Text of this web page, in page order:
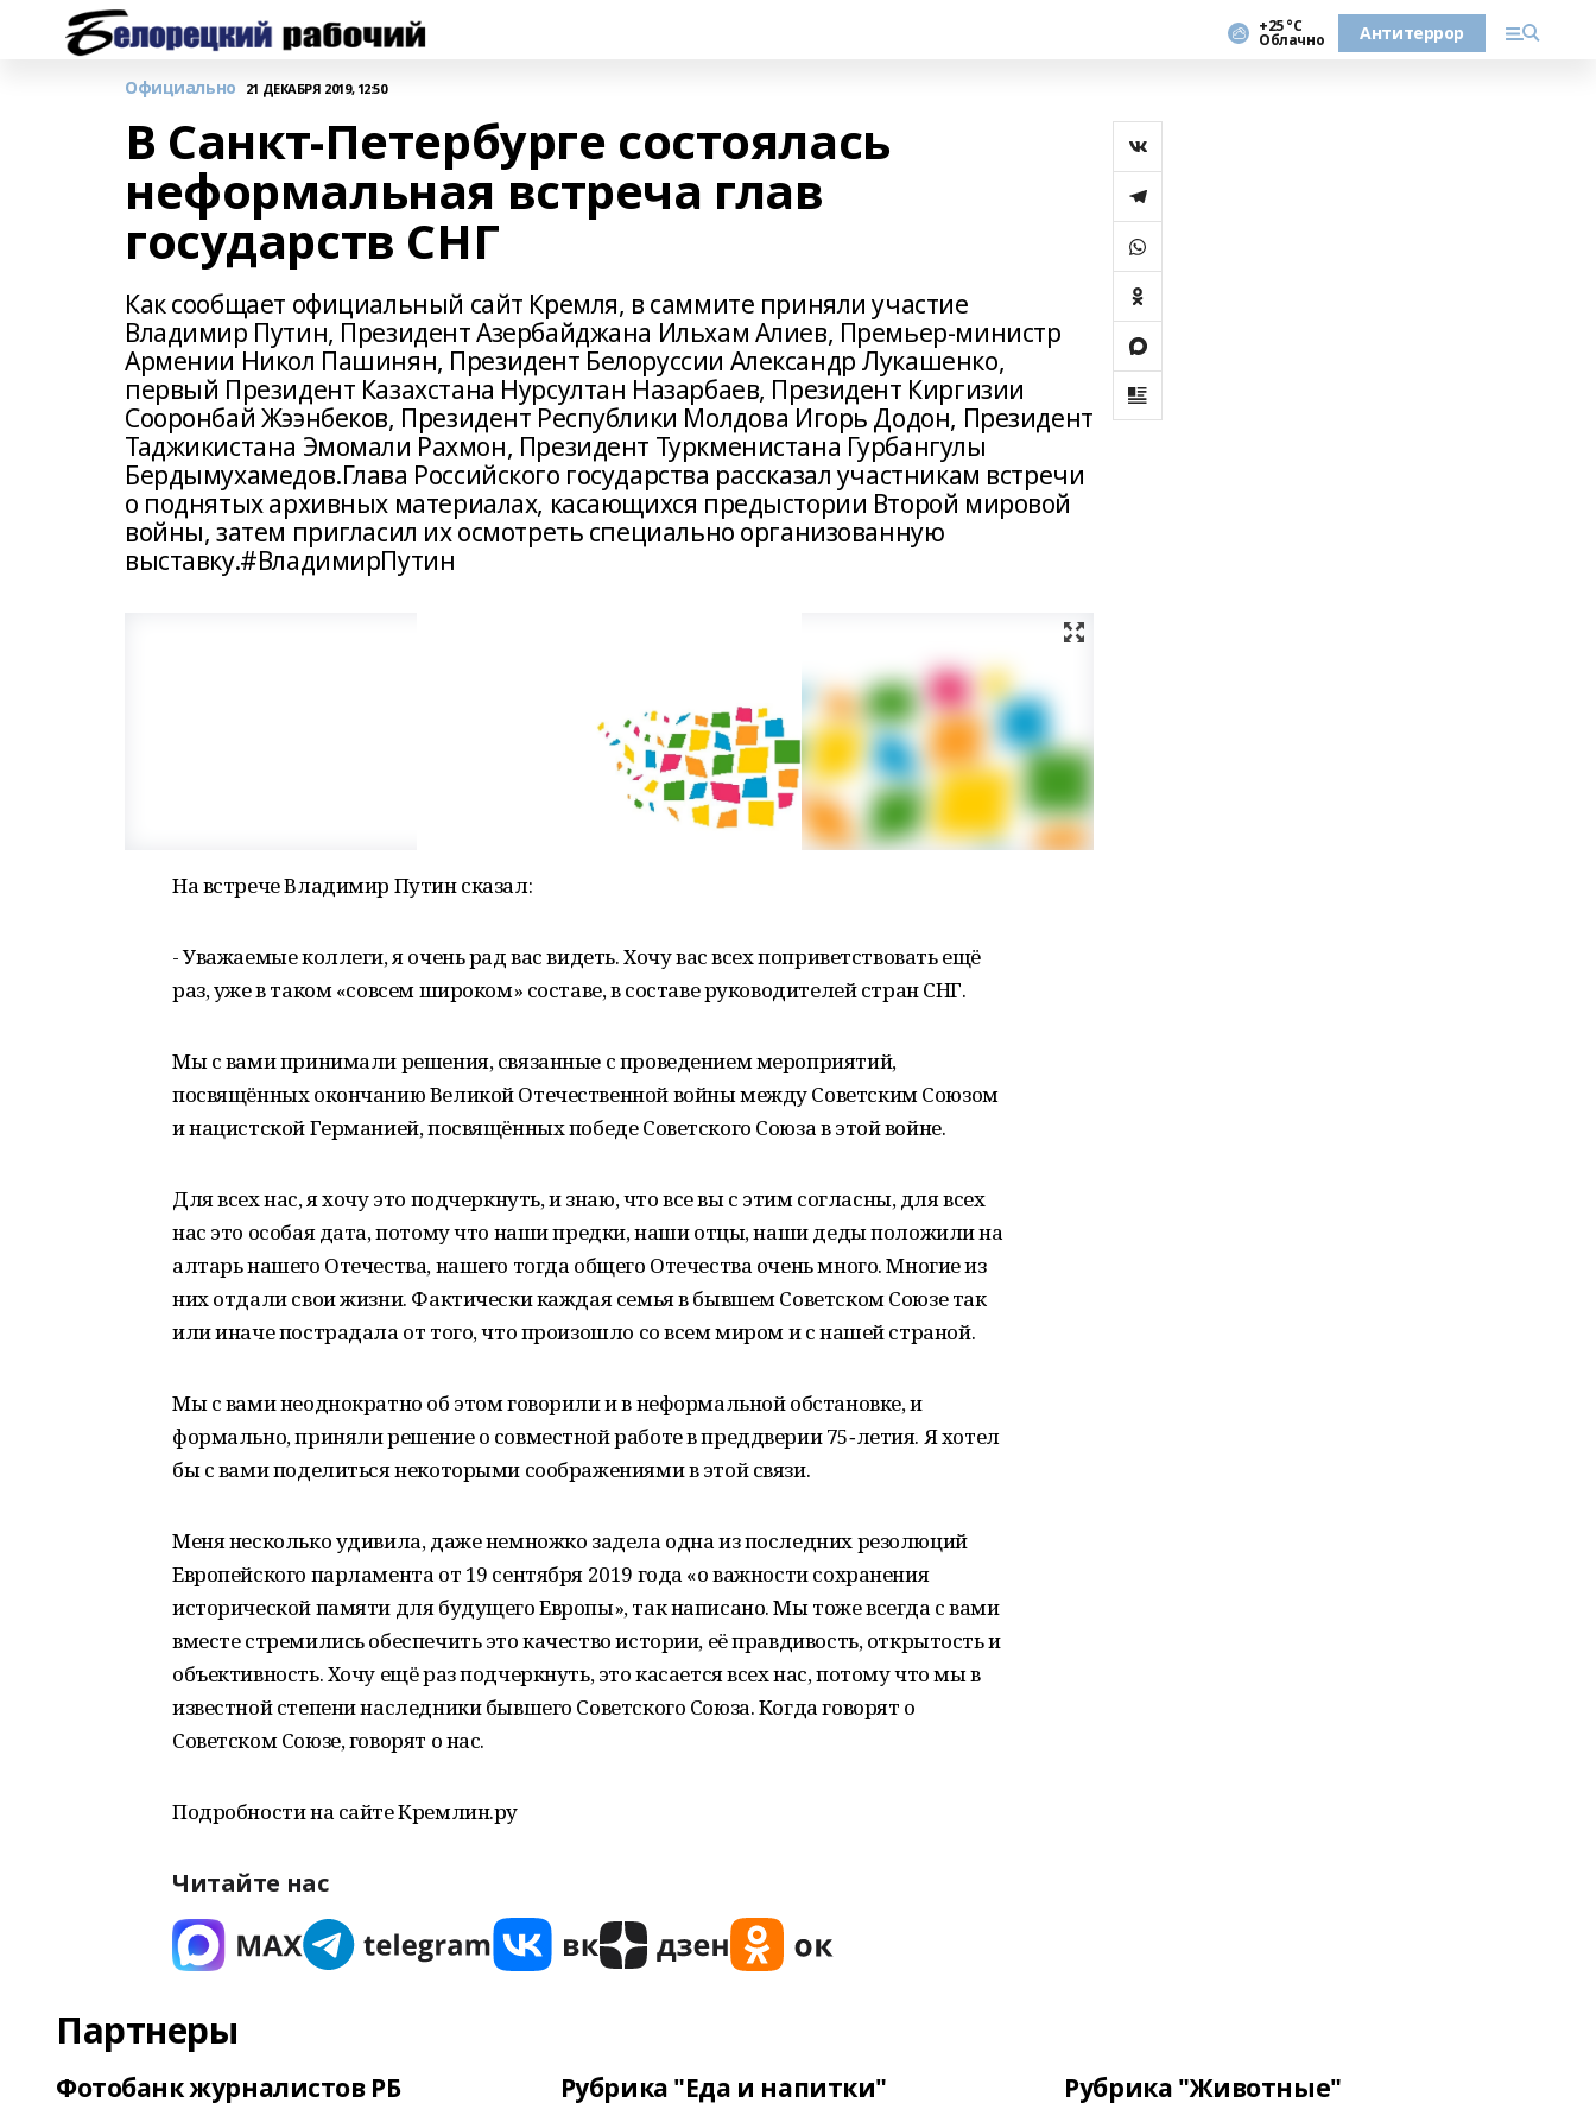
+25 °С
Облачно Антитеррор
Официально 21 ДЕКАБРЯ 2019, 12:50
В Санкт-Петербурге состоялась
неформальная встреча глав
государств СНГ
Как сообщает официальный сайт Кремля, в саммите приняли участие
Владимир Путин, Президент Азербайджана Ильхам Алиев, Премьер‑министр
Армении Никол Пашинян, Президент Белоруссии Александр Лукашенко,
первый Президент Казахстана Нурсултан Назарбаев, Президент Киргизии
Сооронбай Жээнбеков, Президент Республики Молдова Игорь Додон, Президент
Таджикистана Эмомали Рахмон, Президент Туркменистана Гурбангулы
Бердымухамедов.Глава Российского государства рассказал участникам встречи
о поднятых архивных материалах, касающихся предыстории Второй мировой
войны, затем пригласил их осмотреть специально организованную
выставку.#ВладимирПутин
На встрече Владимир Путин сказал:
- Уважаемые коллеги, я очень рад вас видеть. Хочу вас всех поприветствовать ещё
раз, уже в таком «совсем широком» составе, в составе руководителей стран СНГ.
Мы с вами принимали решения, связанные с проведением мероприятий,
посвящённых окончанию Великой Отечественной войны между Советским Союзом
и нацистской Германией, посвящённых победе Советского Союза в этой войне.
Для всех нас, я хочу это подчеркнуть, и знаю, что все вы с этим согласны, для всех
нас это особая дата, потому что наши предки, наши отцы, наши деды положили на
алтарь нашего Отечества, нашего тогда общего Отечества очень много. Многие из
них отдали свои жизни. Фактически каждая семья в бывшем Советском Союзе так
или иначе пострадала от того, что произошло со всем миром и с нашей страной.
Мы с вами неоднократно об этом говорили и в неформальной обстановке, и
формально, приняли решение о совместной работе в преддверии 75‑летия. Я хотел
бы с вами поделиться некоторыми соображениями в этой связи.
Меня несколько удивила, даже немножко задела одна из последних резолюций
Европейского парламента от 19 сентября 2019 года «о важности сохранения
исторической памяти для будущего Европы», так написано. Мы тоже всегда с вами
вместе стремились обеспечить это качество истории, её правдивость, открытость и
объективность. Хочу ещё раз подчеркнуть, это касается всех нас, потому что мы в
известной степени наследники бывшего Советского Союза. Когда говорят о
Советском Союзе, говорят о нас.
Подробности на сайте Кремлин.ру
Читайте нас
Партнеры
Фотобанк журналистов РБ Рубрика "Еда и напитки" Рубрика "Животные"